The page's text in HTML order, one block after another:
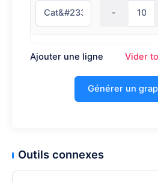
-
Ajouter une ligne Vider
Générer un
Outils connexes